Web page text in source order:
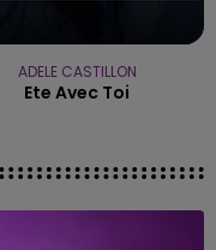
ADELE CASTILLON
Ete Avec Toi